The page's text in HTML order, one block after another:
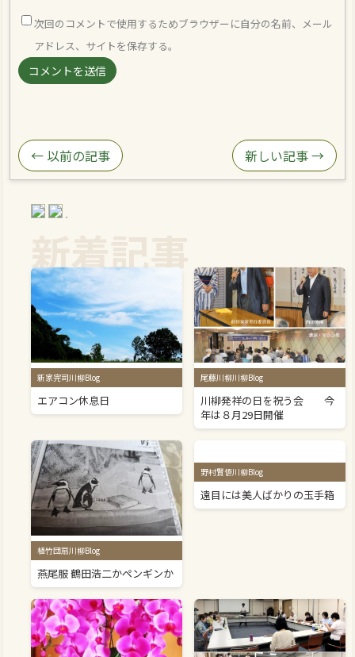
次回のコメントで使用するためブラウザーに自分の名前、メール
アドレス、サイトを保存する。
← 以前の記事 新しい記事 →
新着記事
新家完司川柳Blog
エアコン休息日
尾藤川柳川柳Blog
川柳発祥の日を祝う会 今
年は８月29日開催
植竹団扇川柳Blog
燕尾服 鶴田浩二かペンギンか
野村賢悟川柳Blog
遠目には美人ばかりの玉手箱